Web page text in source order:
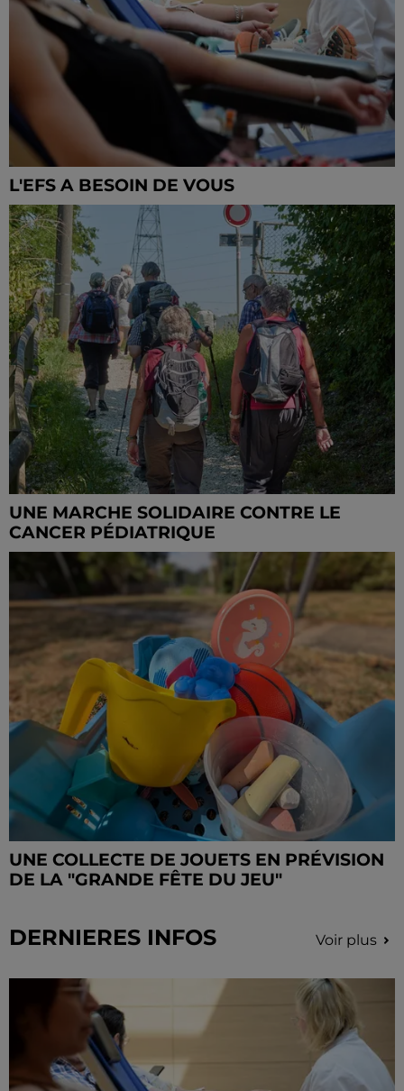
L'EFS A BESOIN DE VOUS
UNE MARCHE SOLIDAIRE CONTRE LE
CANCER PÉDIATRIQUE
UNE COLLECTE DE JOUETS EN PRÉVISION
DE LA "GRANDE FÊTE DU JEU"
DERNIERES INFOS Voir plus